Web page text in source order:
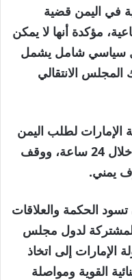
في اليمن قضية
مؤكدة أنها لا يمكن
سياسي شامل يشمل
المجلس الانتقالي
الإمارات لطلب اليمن
سحب قواتها العسكرية من البلاد خلال 24 ساعة، ووقف
يمني.
الحكمة والعلاقات
لدول مجلس
الإمارات إلى اتخاذ
القوية ومواصلة